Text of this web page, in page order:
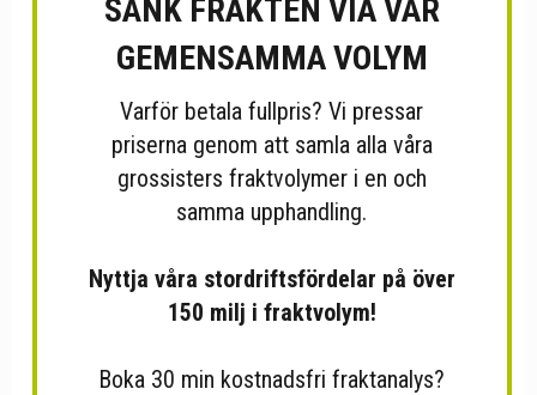
Teburk Bellrose Tesil Finum M
SÄNK FRAKTEN VIA VÅR
GEMENSAMMA VOLYM
Varför betala fullpris? Vi pressar
priserna genom att samla alla våra
grossisters fraktvolymer i en och
samma upphandling.
Nyttja våra stordriftsfördelar på över
150 milj i fraktvolym!
Boka 30 min kostnadsfri fraktanalys?